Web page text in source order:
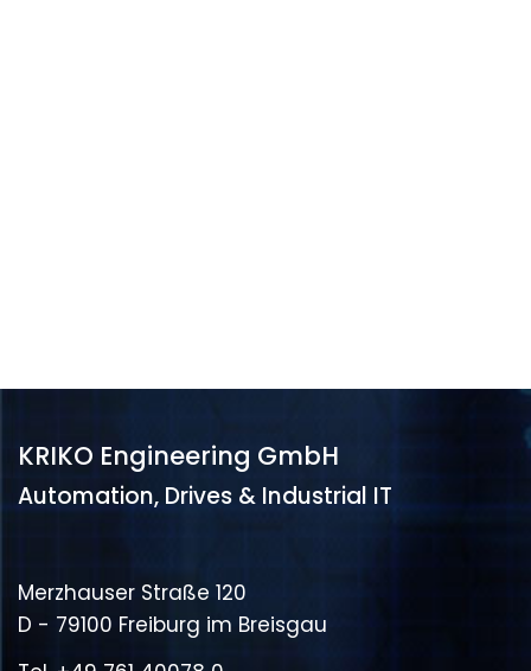
KRIKO Engineering GmbH
Automation, Drives & Industrial IT
Merzhauser Straße 120
D - 79100 Freiburg im Breisgau